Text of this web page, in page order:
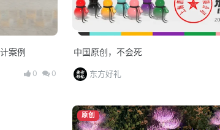
案例
0 0
中国原创，不会死
东方好礼
原创